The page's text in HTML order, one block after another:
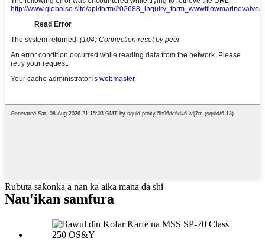
Rubuta saƙonka a nan ka aika mana da shi
Nau'ikan samfura